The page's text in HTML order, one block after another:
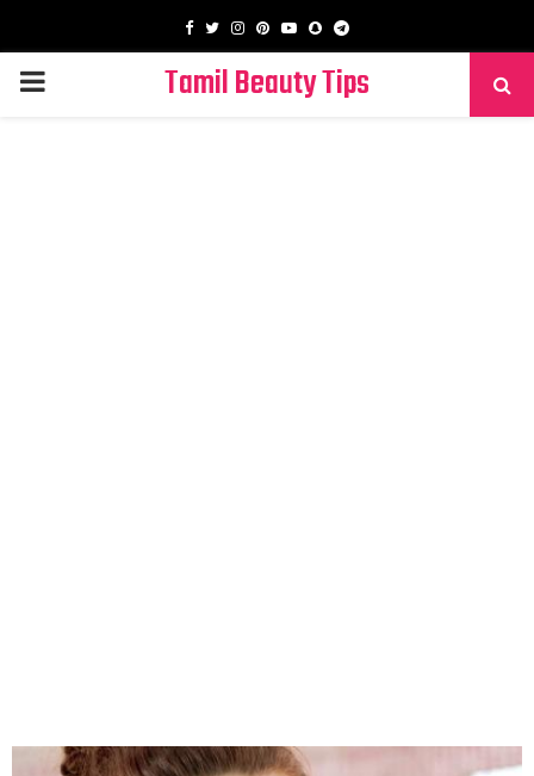
Facebook
TwitterInstagram
PinterestYoutube
SnapchatTelegram
PRIMARY
Tamil Beauty Tips